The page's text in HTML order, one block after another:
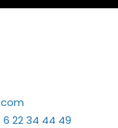
22 34 44 49